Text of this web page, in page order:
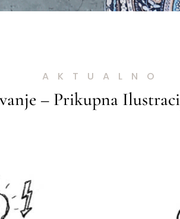
AKTUALNO
– Prikupna